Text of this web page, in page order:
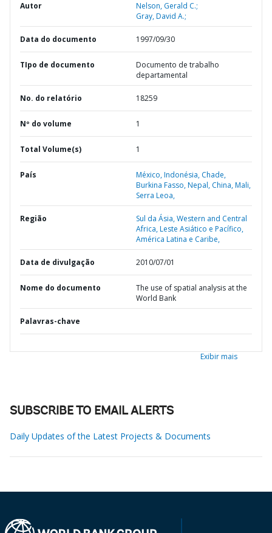
Autor
Nelson, Gerald C.;
Gray, David A.;
Data do documento 1997/09/30
TIpo de documento
Documento de trabalho
departamental
No. do relatório 18259
Nº do volume 1
Total Volume(s) 1
País México,Indonésia, Chade,
Burkina Fasso,Nepal, China,Mali,
Serra Leoa,
Região Sul da Ásia,Western and Central
Africa,Leste Asiático e Pacífico,
América Latina e Caribe,
Data de divulgação 2010/07/01
Nome do documento
The use of spatial analysis at the
World Bank
Palavras-chave
Exibir mais
SUBSCRIBE TO EMAIL ALERTS
Daily Updates of the Latest Projects & Documents